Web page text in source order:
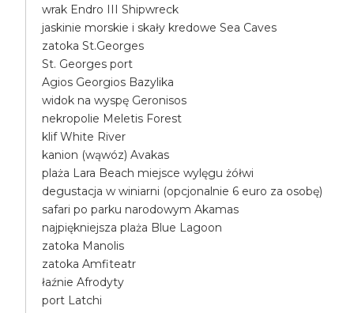
wrak Endro III Shipwreck
jaskinie morskie i skały kredowe Sea Caves
zatoka St.Georges
St. Georges port
Agios Georgios Bazylika
widok na wyspę Geronisos
nekropolie Meletis Forest
klif White River
kanion (wąwóz) Avakas
plaża Lara Beach miejsce wylęgu żółwi
degustacja w winiarni (opcjonalnie 6 euro za osobę)
safari po parku narodowym Akamas
najpiękniejsza plaża Blue Lagoon
zatoka Manolis
zatoka Amfiteatr
łaźnie Afrodyty
port Latchi